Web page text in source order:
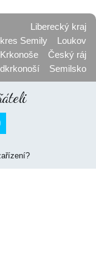
Liberecký kraj
Semily
Loukov
Krkonoše
Český ráj
Semilsko